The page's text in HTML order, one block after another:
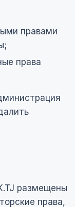
правами
права
размещены
права,